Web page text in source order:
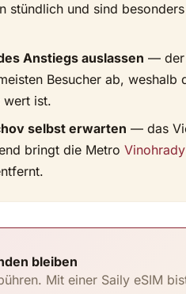
stündlich und sind
Anstiegs auslassen — der
Besucher ab, weshalb
wert ist.
selbst erwarten — das
bringt die Metro Vinohrady
bleiben
Mit einer Saily eSIM